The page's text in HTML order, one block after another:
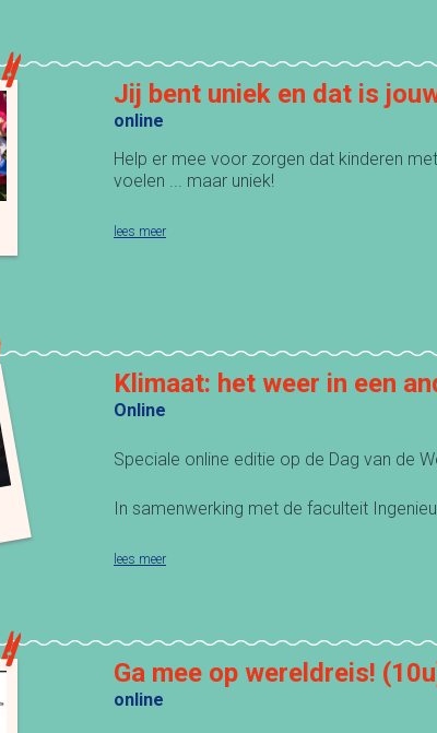
Jij bent uniek en dat is
online
Help er mee voor zorgen dat kinderen
voelen ... maar uniek!
lees meer
Klimaat: het weer in een
Online
Speciale online editie op de Dag van de
In samenwerking met de faculteit
lees meer
Ga mee op wereldreis!
online